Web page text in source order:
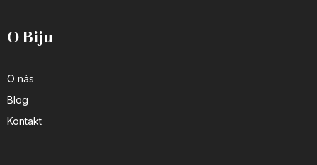
O Biju
O nás
Blog
Kontakt